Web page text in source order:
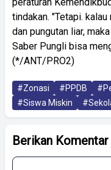
tindakan. "Tetapi.
dan pungutan liar,
Saber Pungli bisa
(*/ANT/PRO2)
#Zonasi #PPDB
#Siswa Miskin
Berikan Komentar